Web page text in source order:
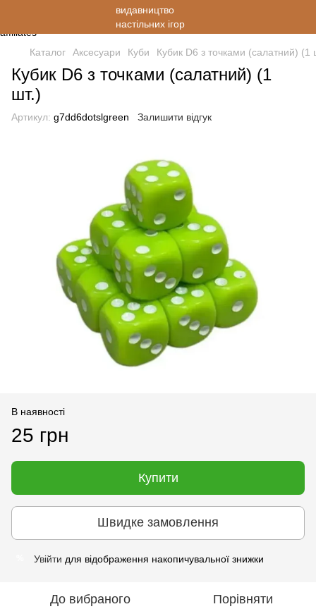
Каталог Аксесуари Куби Кубик D6 з точками (салатний) (1
Кубик D6 з точками (салатний) (1
шт.)
Артикул: g7dd6dotslgreen Залишити відгук
В наявності
25 грн
Купити
Швидке замовлення
Увійти для відображення накопичувальної знижки
До вибраного Порівняти